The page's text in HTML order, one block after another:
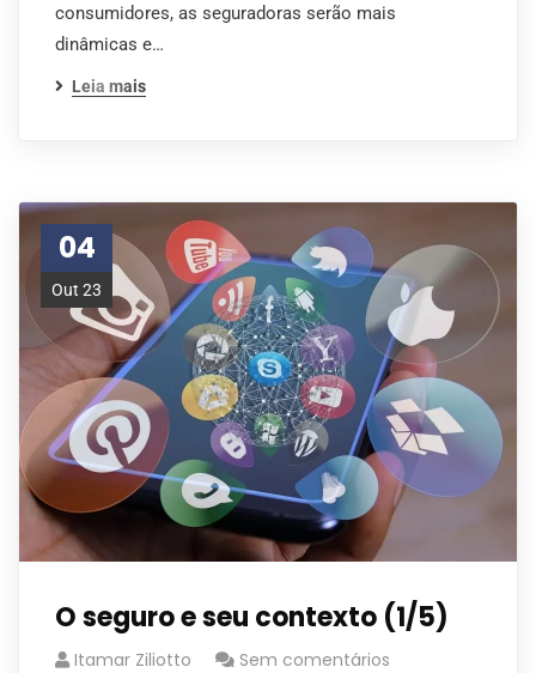
consumidores, as seguradoras serão mais
dinâmicas e…
Leia mais
04
Out 23
O seguro e seu contexto (1/5)
Itamar Ziliotto Sem comentários